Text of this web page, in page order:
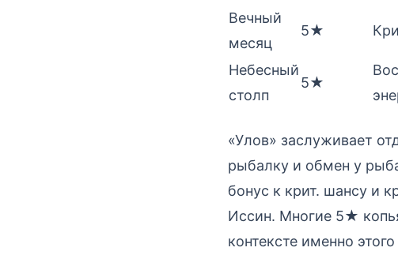
Вечный
месяц
5★
Небесный
столп
5★
«Улов» заслуживает
рыбалку и обмен у
бонус к крит. шансу и
Иссин. Многие 5★
контексте именно